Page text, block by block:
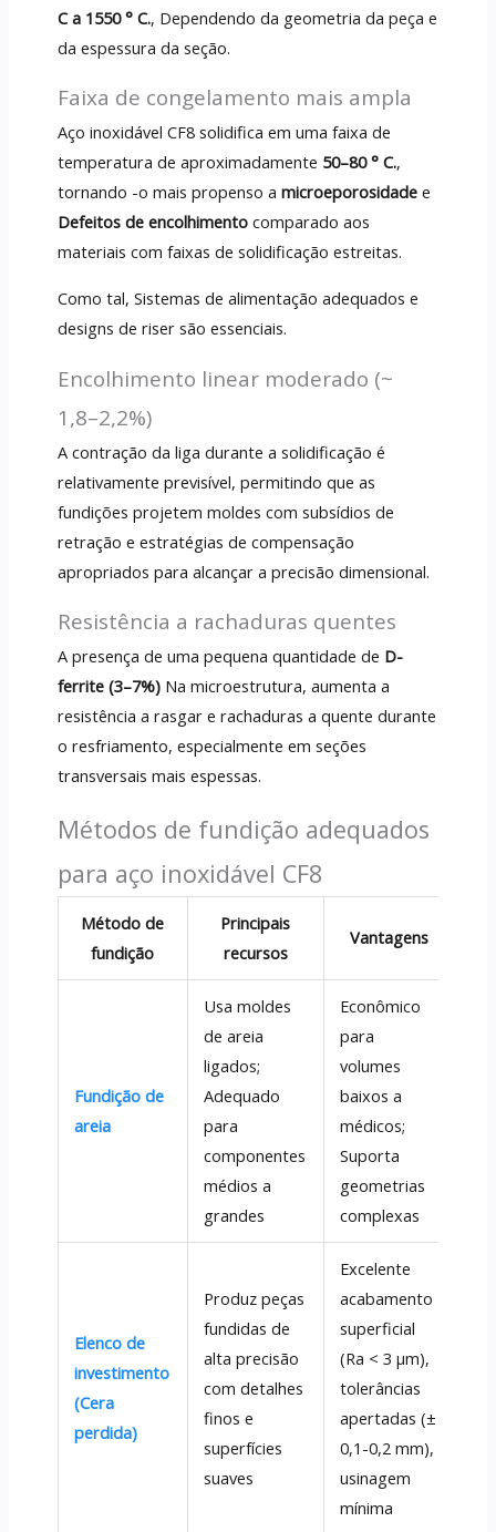
C a 1550 ° C., Dependendo da geometria da peça e
da espessura da seção.
Faixa de congelamento mais ampla
Aço inoxidável CF8 solidifica em uma faixa de
temperatura de aproximadamente 50–80 ° C.,
tornando -o mais propenso a microeporosidadee
Defeitos de encolhimentocomparado aos
materiais com faixas de solidificação estreitas.
Como tal, Sistemas de alimentação adequados e
designs de riser são essenciais.
Encolhimento linear moderado (~
1,8–2,2%)
A contração da liga durante a solidificação é
relativamente previsível, permitindo que as
fundições projetem moldes com subsídios de
retração e estratégias de compensação
apropriados para alcançar a precisão dimensional.
Resistência a rachaduras quentes
A presença de uma pequena quantidade de D-
ferrite (3–7%)Na microestrutura, aumenta a
resistência a rasgar e rachaduras a quente durante
o resfriamento, especialmente em seções
transversais mais espessas.
Métodos de fundição adequados
para aço inoxidável CF8
Método de
fundição
Principais
recursos
Vantagens
Fundição de
areia
Usa moldes
de areia
ligados;
Adequado
para
componentes
médios a
grandes
Econômico
para
volumes
baixos a
médicos;
Suporta
geometrias
complexas
Elenco de
investimento
(Cera
perdida)
Produz peças
fundidas de
alta precisão
com detalhes
finos e
superfícies
suaves
Excelente
acabamento
superficial
(Ra < 3 µm),
tolerâncias
apertadas (±
0,1-0,2 mm),
usinagem
mínima